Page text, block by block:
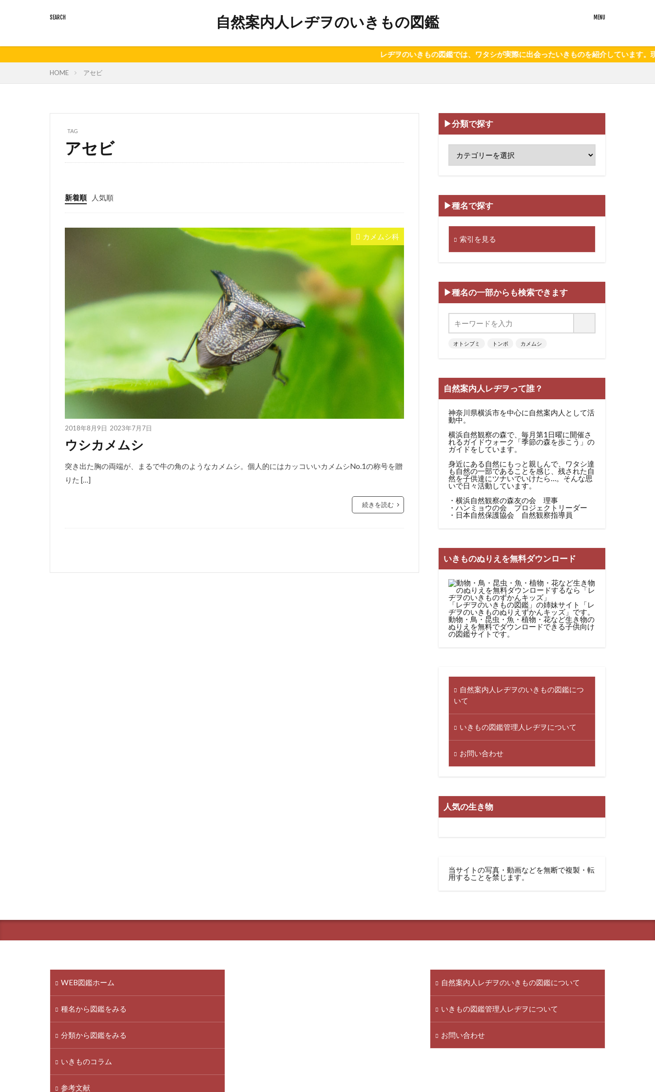
自然案内人レヂヲのいきもの図鑑
レヂヲのいきもの図鑑では、ワタシが実際に出会ったいきものを紹介しています。現在172
HOME アセビ
TAG
アセビ
新着順 人気順
カメムシ科
2018年8月9日 2023年7月7日
ウシカメムシ
突き出た胸の両端が、まるで牛の角のようなカメムシ。個人的にはカッコいいカメムシNo.1の称号を贈
りた […]
続きを読む
▶分類で探す
▶種名で探す
索引を見る
▶種名の一部からも検索できます
オトシブミ トンボ カメムシ
自然案内人レヂヲって誰？
神奈川県横浜市を中心に自然案内人として活
動中。
横浜自然観察の森で、毎月第1日曜に開催さ
れるガイドウォーク「季節の森を歩こう」の
ガイドをしています。
身近にある自然にもっと親しんで、ワタシ達
も自然の一部であることを感じ、残された自
然を子供達にツナいでいけたら…。そんな思
いで日々活動しています。
・横浜自然観察の森友の会 理事
・ハンミョウの会 プロジェクトリーダー
・日本自然保護協会 自然観察指導員
いきものぬりえを無料ダウンロード
「レヂヲのいきもの図鑑」の姉妹サイト「レ
ヂヲのいきものぬりえずかんキッズ」です。
動物・鳥・昆虫・魚・植物・花など生き物の
ぬりえを無料でダウンロードできる子供向け
の図鑑サイト です。
自然案内人レヂヲのいきもの図鑑につ
いて
いきもの図鑑管理人レヂヲについて
お問い合わせ
人気の生き物
当サイトの写真・動画などを無断で複製・転
用することを禁じます。
WEB図鑑ホーム
種名から図鑑をみる
分類から図鑑をみる
いきものコラム
参考文献
自然案内人レヂヲのいきもの図鑑について
いきもの図鑑管理人レヂヲについて
お問い合わせ